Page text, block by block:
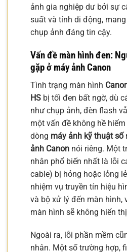
ảnh gia nghiệp dư bởi sự
suất và tính di động,
chụp ảnh đáng tin cậy.
Vấn đề màn hình đen:
gặp ở máy ảnh Canon
Tình trạng màn hình
HS bị tối đen bất ngờ, dù
như chụp ảnh, đèn flash
một vấn đề không hề
dòng máy ảnh kỹ thuật số
ảnh Canon nói riêng. Một
nhân phổ biến nhất là lỗi
cable) bị hỏng hoặc lỏng
nhiệm vụ truyền tín hiệu
và bộ xử lý đến màn hình,
màn hình sẽ không hiển
Ngoài ra, lỗi phần mềm
nhân. Một số trường hợp,